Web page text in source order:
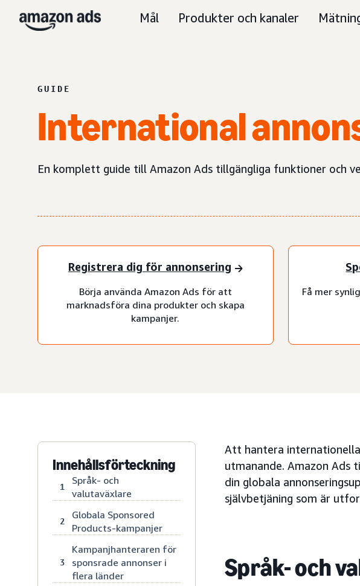
Mål Produkter och kanaler
GUIDE
International
En komplett guide till Amazon Ads tillgängliga funktioner och
Registrera dig för annonsering
Börja använda Amazon Ads för att
marknadsföra dina produkter och skapa
kampanjer.
Få mer
Innehållsförteckning
1
Språk- och
valutaväxlare
2
Globala Sponsored
Products-kampanjer
3
Kampanjhanteraren för
sponsrade annonser i
flera länder
Att hantera
utmanande. Amazon
din globala
självbetjäning som är
Språk- och